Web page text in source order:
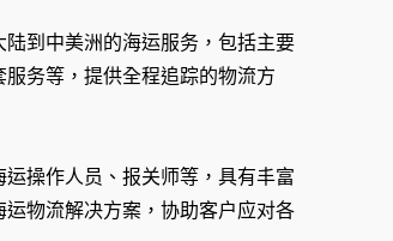
到中美洲的海运服务，包括主要
务等，提供全程追踪的物流方
操作人员、报关师等，具有丰富
物流解决方案，协助客户应对各